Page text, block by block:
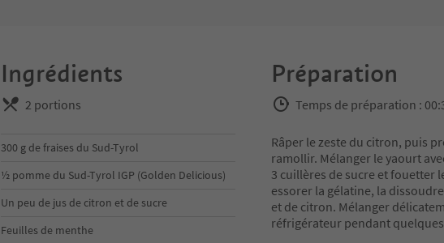
Ingrédients
2 portions
300 g de fraises du Sud-Tyrol
½ pomme du Sud-Tyrol IGP (Golden Delicious)
Un peu de jus de citron et de sucre
Feuilles de menthe
Préparation
Temps de préparation :
Râper le zeste du citron, puis
ramollir. Mélanger le yaourt
3 cuillères de sucre et fouetter
essorer la gélatine, la
et de citron. Mélanger
réfrigérateur pendant